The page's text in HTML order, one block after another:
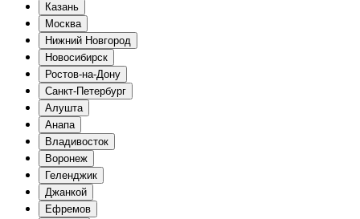
Казань
Москва
Нижний Новгород
Новосибирск
Ростов-на-Дону
Санкт-Петербург
Алушта
Анапа
Владивосток
Воронеж
Геленджик
Джанкой
Ефремов